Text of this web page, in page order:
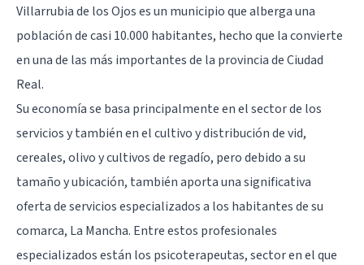
Villarrubia de los Ojos es un municipio que alberga una
población de casi 10.000 habitantes, hecho que la convierte
en una de las más importantes de la provincia de Ciudad
Real.
Su economía se basa principalmente en el sector de los
servicios y también en el cultivo y distribución de vid,
cereales, olivo y cultivos de regadío, pero debido a su
tamaño y ubicación, también aporta una significativa
oferta de servicios especializados a los habitantes de su
comarca, La Mancha. Entre estos profesionales
especializados están los psicoterapeutas, sector en el que